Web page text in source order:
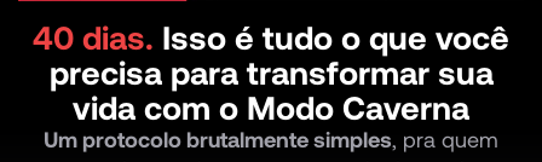
40 dias. Isso é tudo o que você
precisa para transformar sua
vida com o Modo Caverna
Um protocolo brutalmente simples, pra quem